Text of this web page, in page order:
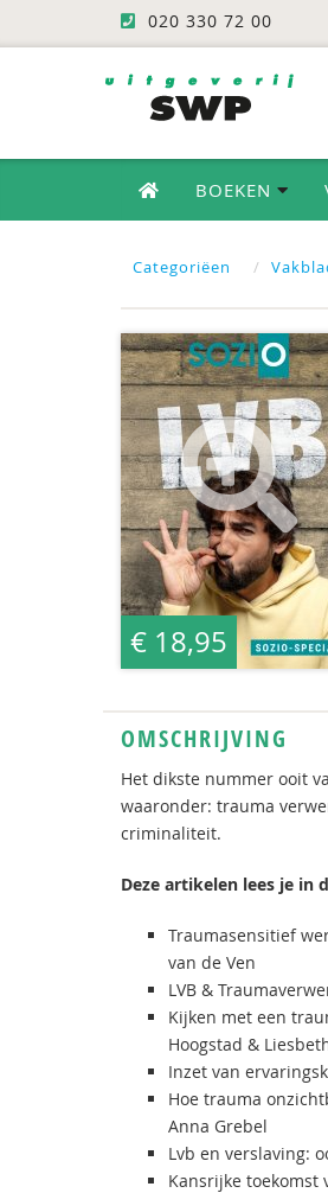
020 330 72 00
BOEKEN
Categoriëen
€ 18,95
OMSCHRIJVING
Het dikste nummer ooit
waaronder: trauma
criminaliteit.
Deze artikelen lees je in
Traumasensitief
van de Ven
LVB &
Kijken met een
Hoogstad &
Inzet van
Hoe trauma
Anna Grebel
Lvb en verslaving:
Kansrijke toekomst